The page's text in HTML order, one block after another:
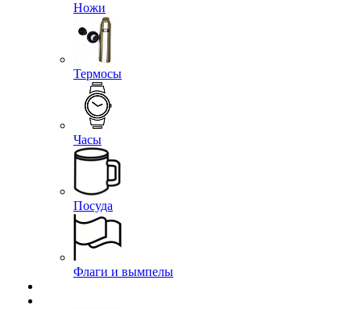
Ножи
Термосы
Часы
Посуда
Флаги и вымпелы